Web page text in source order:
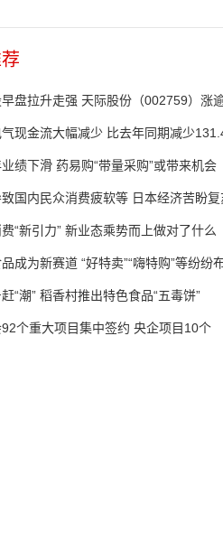
盘拉升走强 天际股份（002759）涨
现金流大幅减少 比去年同期减少
业绩下滑 药易购“带量采购”或带来机会
国内民众消费疲软等 日本经济苦盼复
“新引力” 新业态乘势而上做对了什么
成为新赛道 “好特卖”“嗨特购”等纷纷
“潮” 稻香村推出特色食品“五毒饼”
个重大项目集中签约 央企项目10个